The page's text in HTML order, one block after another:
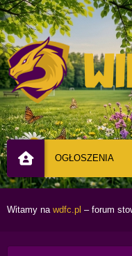
OGŁOSZENIA
Witamy na wdfc.pl – forum